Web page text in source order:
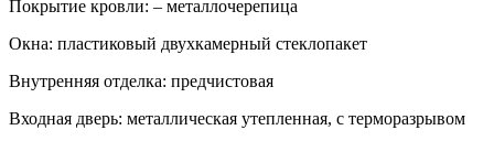
Покрытие кровли: – металлочерепица
Окна: пластиковый двухкамерный стеклопакет
Внутренняя отделка: предчистовая
Входная дверь: металлическая утепленная, с терморазрывом